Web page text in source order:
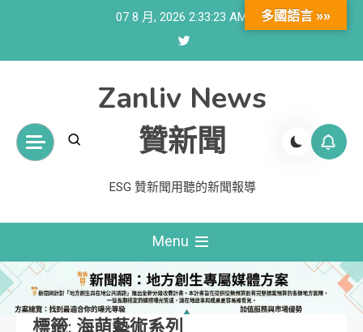
07 8 月, 2026 2:33:24 AM
Zanliv News
贊新聞
ESG 贊新聞用聽的新聞報導
Menu
多國語言 »»